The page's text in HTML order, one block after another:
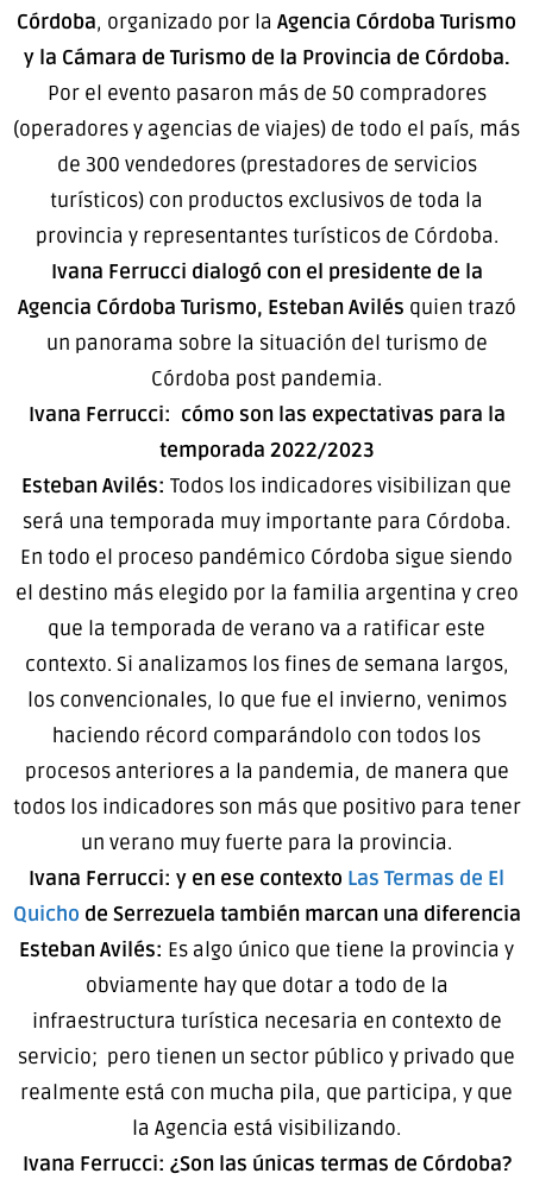
Córdoba, organizado por la Agencia Córdoba Turismo
y la Cámara de Turismo de la Provincia de Córdoba.
Por el evento pasaron más de 50 compradores
(operadores y agencias de viajes) de todo el país, más
de 300 vendedores (prestadores de servicios
turísticos) con productos exclusivos de toda la
provincia y representantes turísticos de Córdoba.
Ivana Ferrucci dialogó con el presidente de la
Agencia Córdoba Turismo, Esteban Avilés quien trazó
un panorama sobre la situación del turismo de
Córdoba post pandemia.
Ivana Ferrucci: cómo son las expectativas para la
temporada 2022/2023
Esteban Avilés: Todos los indicadores visibilizan que
será una temporada muy importante para Córdoba.
En todo el proceso pandémico Córdoba sigue siendo
el destino más elegido por la familia argentina y creo
que la temporada de verano va a ratificar este
contexto. Si analizamos los fines de semana largos,
los convencionales, lo que fue el invierno, venimos
haciendo récord comparándolo con todos los
procesos anteriores a la pandemia, de manera que
todos los indicadores son más que positivo para tener
un verano muy fuerte para la provincia.
Ivana Ferrucci: y en ese contexto Las Termas de El
Quicho de Serrezuela también marcan una diferencia
Esteban Avilés: Es algo único que tiene la provincia y
obviamente hay que dotar a todo de la
infraestructura turística necesaria en contexto de
servicio; pero tienen un sector público y privado que
realmente está con mucha pila, que participa, y que
la Agencia está visibilizando.
Ivana Ferrucci: ¿Son las únicas termas de Córdoba?